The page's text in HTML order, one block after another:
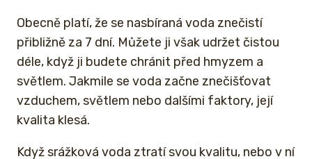
Obecně platí, že se nasbíraná voda znečistí
přibližně za 7 dní. Můžete ji však udržet čistou
déle, když ji budete chránit před hmyzem a
světlem. Jakmile se voda začne znečišťovat
vzduchem, světlem nebo dalšími faktory, její
kvalita klesá.
Když srážková voda ztratí svou kvalitu, nebo v ní